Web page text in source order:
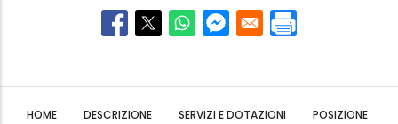
HOME DESCRIZIONE SERVIZI E DOTAZIONI POSIZIONE